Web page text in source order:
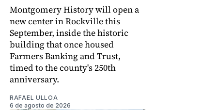
Montgomery History will open a
new center in Rockville this
September, inside the historic
building that once housed
Farmers Banking and Trust,
timed to the county's 250th
anniversary.
RAFAEL ULLOA
6 de agosto de 2026